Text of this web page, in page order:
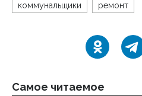
коммунальщики ремонт
Самое читаемое